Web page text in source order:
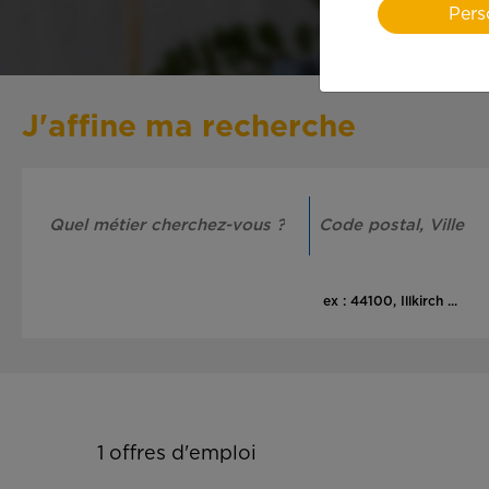
J'affine ma recherche
ex : 44100, Illkirch ...
1 offres d'emploi